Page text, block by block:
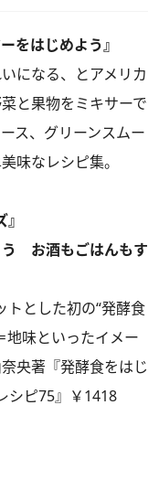
をはじめよう』
になる、とアメリカ
と果物をミキサーで
ス、グリーンスムー
味なレシピ集。
う お酒もごはんもす
トとした初の“発酵食
地味といったイメー
央著『発酵食をはじ
シピ75』￥1418